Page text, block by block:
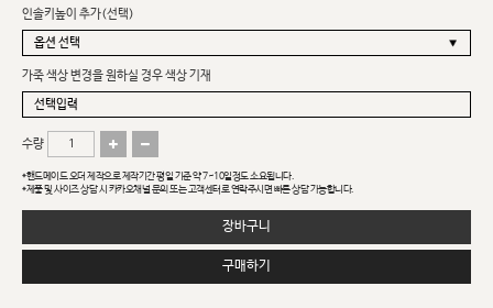
인솔키높이 추가(선택)
가죽 색상 변경을 원하실 경우 색상 기재
수량
*핸드메이드 오더 제작으로 제작기간 평일 기준 약 7~10일정도 소요됩니다.
*제품 및 사이즈 상담 시 카카오채널 문의 또는 고객센터로 연락주시면 빠른 상담 가능합니다.
장바구니
구매하기